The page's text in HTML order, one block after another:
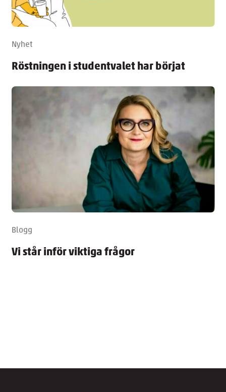
Nyhet
Röstningen i studentvalet har börjat
Blogg
Vi står inför viktiga frågor